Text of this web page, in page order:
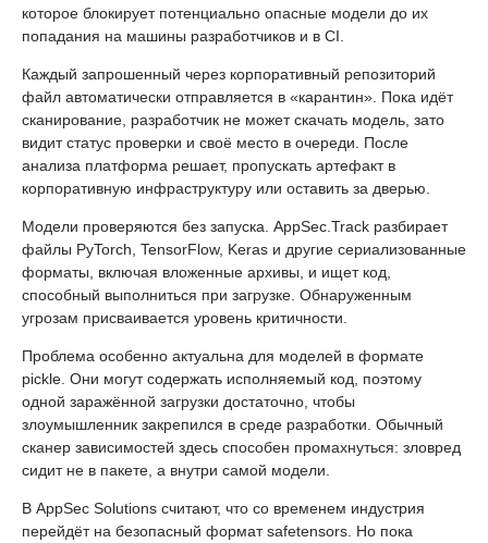
которое блокирует потенциально опасные модели до их
попадания на машины разработчиков и в CI.
Каждый запрошенный через корпоративный репозиторий
файл автоматически отправляется в «карантин». Пока идёт
сканирование, разработчик не может скачать модель, зато
видит статус проверки и своё место в очереди. После
анализа платформа решает, пропускать артефакт в
корпоративную инфраструктуру или оставить за дверью.
Модели проверяются без запуска. AppSec.Track разбирает
файлы PyTorch, TensorFlow, Keras и другие сериализованные
форматы, включая вложенные архивы, и ищет код,
способный выполниться при загрузке. Обнаруженным
угрозам присваивается уровень критичности.
Проблема особенно актуальна для моделей в формате
pickle. Они могут содержать исполняемый код, поэтому
одной заражённой загрузки достаточно, чтобы
злоумышленник закрепился в среде разработки. Обычный
сканер зависимостей здесь способен промахнуться: зловред
сидит не в пакете, а внутри самой модели.
В AppSec Solutions считают, что со временем индустрия
перейдёт на безопасный формат safetensors. Но пока